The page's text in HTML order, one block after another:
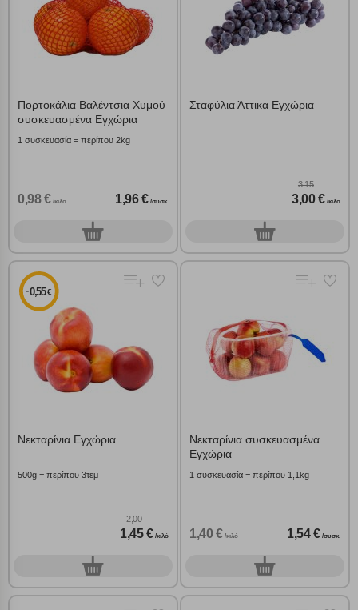
Πορτοκάλια Βαλέντσια Χυμού
συσκευασμένα Εγχώρια
1 συσκευασία = περίπου 2kg
0,98 € /κιλό 1,96 € /συσκ.
0 συσκ.
Σταφύλια Άττικα Εγχώρια
3,15
3,00 € /κιλό
0γρ.
-0,55€
Νεκταρίνια Εγχώρια
500g = περίπου 3τεμ
2,00
1,45 € /κιλό
0γρ.
Νεκταρίνια συσκευασμένα
Εγχώρια
1 συσκευασία = περίπου 1,1kg
1,40 € /κιλό 1,54 € /συσκ.
0 συσκ.